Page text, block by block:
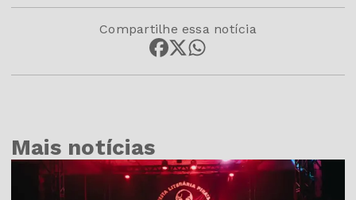
Compartilhe essa notícia
Mais notícias